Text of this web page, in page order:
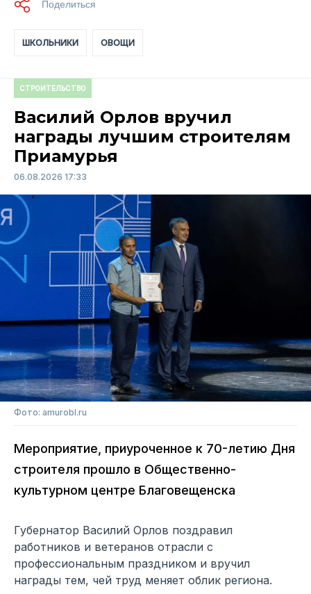
ШКОЛЬНИКИ ОВОЩИ
СТРОИТЕЛЬСТВО
Василий Орлов вручил
награды лучшим строителям
Приамурья
06.08.2026 17:33
Фото: amurobl.ru
Мероприятие, приуроченное к 70-летию Дня
строителя прошло в Общественно-
культурном центре Благовещенска
Губернатор Василий Орлов поздравил
работников и ветеранов отрасли с
профессиональным праздником и вручил
награды тем, чей труд меняет облик региона.